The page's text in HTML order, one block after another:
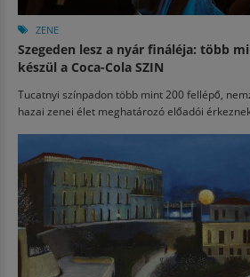
ZENE
Szegeden lesz a nyár fináléja: több
készül a Coca-Cola SZIN
Tucatnyi színpadon több mint 200 fellépő,
hazai zenei élet meghatározó előadói